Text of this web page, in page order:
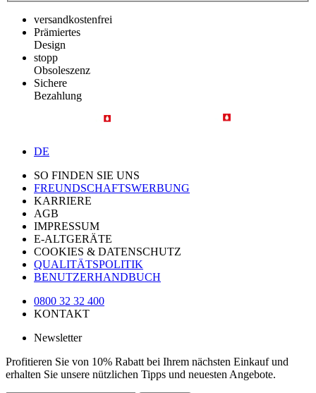
versandkostenfrei
Prämiertes
Design
stopp
Obsoleszenz
Sichere
Bezahlung
DE
SO FINDEN SIE UNS
FREUNDSCHAFTSWERBUNG
KARRIERE
AGB
IMPRESSUM
E-ALTGERÄTE
COOKIES & DATENSCHUTZ
QUALITÄTSPOLITIK
BENUTZERHANDBUCH
0800 32 32 400
KONTAKT
Newsletter
Profitieren Sie von 10% Rabatt bei Ihrem nächsten Einkauf und
erhalten Sie unsere nützlichen Tipps und neuesten Angebote.